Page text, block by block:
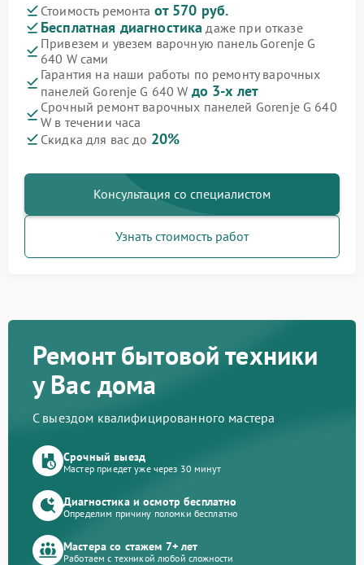
Стоимость ремонта от 570 руб.
Бесплатная диагностика даже при отказе
Привезем и увезем варочную панель Gorenje G
640 W сами
Гарантия на наши работы по ремонту варочных
панелей Gorenje G 640 W до 3-х лет
Срочный ремонт варочных панелей Gorenje G 640
W в течении часа
Скидка для вас до 20%
Консультация со специалистом
Узнать стоимость работ
Ремонт бытовой техники
у Вас дома
С выездом квалифицированного мастера
Срочный выезд
Мастер приедет уже через 30 минут
Диагностика и осмотр бесплатно
Определим причину поломки бесплатно
Мастера со стажем 7+ лет
Работаем с техникой любой сложности